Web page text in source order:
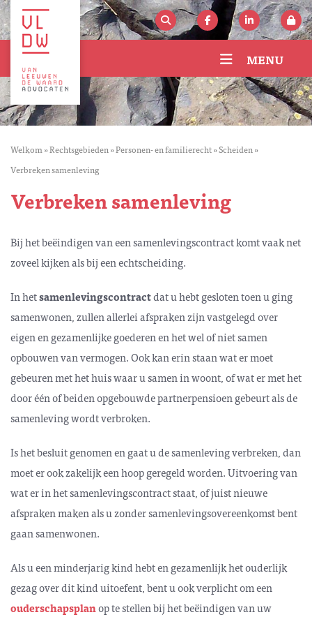
MENU
Welkom»Rechtsgebieden»Personen- en familierecht»Scheiden»
Verbreken samenleving
Verbreken samenleving
Bij het beëindigen van een samenlevingscontract komt vaak net
zoveel kijken als bij een echtscheiding.
In hetsamenlevingscontractdat u hebt gesloten toen u ging
samenwonen, zullen allerlei afspraken zijn vastgelegd over
eigen en gezamenlijke goederen en het wel of niet samen
opbouwen van vermogen. Ook kan erin staan wat er moet
gebeuren met het huis waar u samen in woont, of wat er met het
door één of beiden opgebouwde partnerpensioen gebeurt als de
samenleving wordt verbroken.
Is het besluit genomen en gaat u de samenleving verbreken, dan
moet er ook zakelijk een hoop geregeld worden. Uitvoering van
wat er in het samenlevingscontract staat, of juist nieuwe
afspraken maken als u zonder samenlevingsovereenkomst bent
gaan samenwonen.
Als u een minderjarig kind hebt en gezamenlijk het ouderlijk
gezag over dit kind uitoefent, bent u ook verplicht om een
ouderschapsplanop te stellen bij het beëindigen van uw